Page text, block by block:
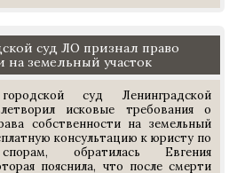
суд ЛО признал право
на земельный участок
суд Ленинградской
исковые требования о
собственности на земельный
консультацию к юристу по
обратилась Евгения
пояснила, что после смерти